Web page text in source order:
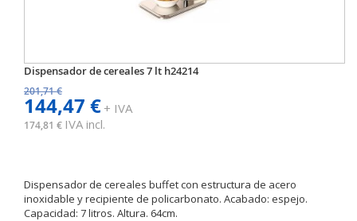
Dispensador de cereales 7 lt h24214
201,71 €
144,47 €+ IVA
174,81 € IVA incl.
Dispensador de cereales buffet con estructura de acero
inoxidable y recipiente de policarbonato. Acabado: espejo.
Capacidad: 7 litros. Altura. 64cm.